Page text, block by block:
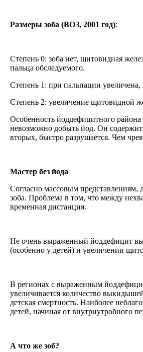
Размеры зоба (ВОЗ, 2001 год):
Степень 0: зоба нет, щитовидная
пальца обследуемого.
Степень 1: при пальпации увеличена,
Степень 2: увеличение щитовидной
Особенность йоддефицитного
невозможно добыть йод. Он
вторых, быстро разрушается. Чем
Мастер без йода
Согласно массовым
зоба. Проблема в том, что между
временная дистанция.
Не очень выраженный йоддефицит
(особенно у детей) и увеличении
В регионах с выраженным
увеличивается количество
детская смертность. Наиболее
детей, начиная от внутриутробного
А что же зоб?